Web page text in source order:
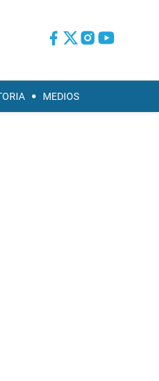
MEDIOS